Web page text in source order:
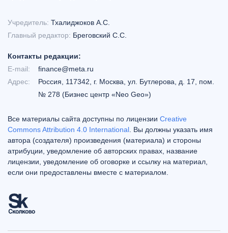
Учредитель: Тхалиджоков А.С.
Главный редактор: Бреговский С.С.
Контакты редакции:
E-mail:
finance@meta.ru
Адрес:
Россия, 117342, г. Москва, ул. Бутлерова, д. 17, пом.
№ 278 (Бизнес центр «Neo Geo»)
Все материалы сайта доступны по лицензии Creative
Commons Attribution 4.0 International . Вы должны указать имя
автора (создателя) произведения (материала) и стороны
атрибуции, уведомление об авторских правах, название
лицензии, уведомление об оговорке и ссылку на материал,
если они предоставлены вместе с материалом.